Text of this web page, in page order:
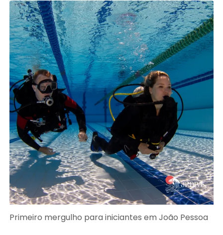
Primeiro mergulho para iniciantes em João Pessoa